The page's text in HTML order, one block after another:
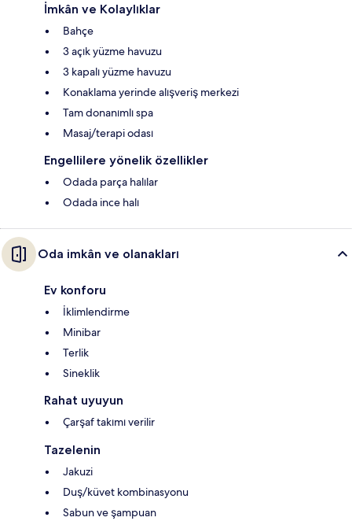
İmkân ve Kolaylıklar
Bahçe
3 açık yüzme havuzu
3 kapalı yüzme havuzu
Konaklama yerinde alışveriş merkezi
Tam donanımlı spa
Masaj/terapi odası
Engellilere yönelik özellikler
Odada parça halılar
Odada ince halı
Oda imkân ve olanakları
Ev konforu
İklimlendirme
Minibar
Terlik
Sineklik
Rahat uyuyun
Çarşaf takımı verilir
Tazelenin
Jakuzi
Duş/küvet kombinasyonu
Sabun ve şampuan